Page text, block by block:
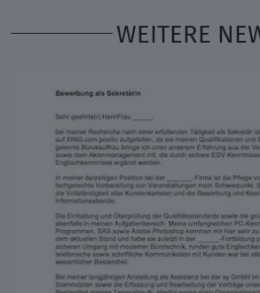
WEITERE